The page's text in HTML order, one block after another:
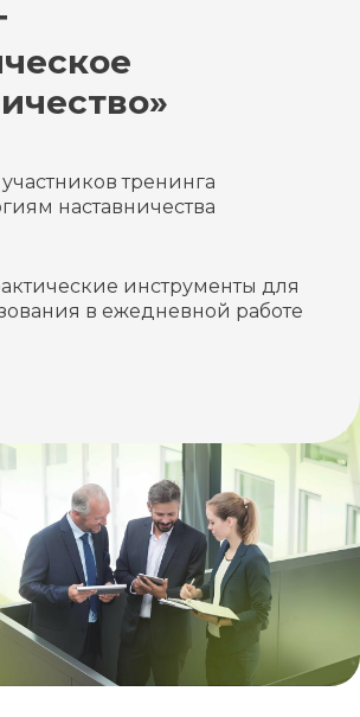
тренинга
наставничества
инструменты для
в ежедневной работе